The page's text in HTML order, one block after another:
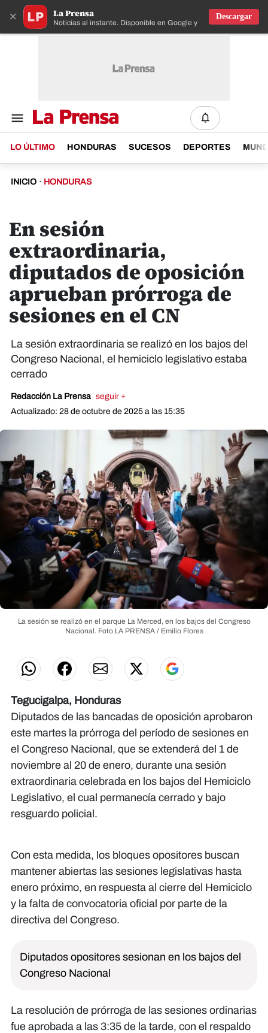
× La Prensa
Noticias al instante. Disponible en Google y IOS
Descargar
LO ÚLTIMO HONDURAS SUCESOS DEPORTES
INICIO · HONDURAS
En sesión
extraordinaria,
diputados de oposición
aprueban prórroga de
sesiones en el CN
La sesión extraordinaria se realizó en los bajos del
Congreso Nacional, el hemiciclo legislativo estaba
cerrado
Redacción La Prensa seguir +
Actualizado: 28 de octubre de 2025 a las 15:35
La sesión se realizó en el parque La Merced, en los bajos del Congreso
Nacional. Foto LA PRENSA / Emilio Flores
Tegucigalpa, Honduras
Diputados de las bancadas de oposición aprobaron
este martes la prórroga del período de sesiones en
el Congreso Nacional, que se extenderá del 1 de
noviembre al 20 de enero, durante una sesión
extraordinaria celebrada en los bajos del Hemiciclo
Legislativo, el cual permanecía cerrado y bajo
resguardo policial.
Con esta medida, los bloques opositores buscan
mantener abiertas las sesiones legislativas hasta
enero próximo, en respuesta al cierre del Hemiciclo
y la falta de convocatoria oficial por parte de la
directiva del Congreso.
Diputados opositores sesionan en los bajos del
Congreso Nacional
La resolución de prórroga de las sesiones ordinarias
fue aprobada a las 3:35 de la tarde, con el respaldo